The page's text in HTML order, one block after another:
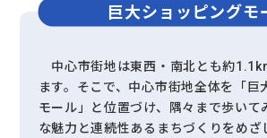
巨大ショッピングモ
中心市街地は東西・南北とも約
ます。そこで、中心市街地全体を「巨
モール」と位置づけ、隅々まで歩いて
な魅力と連続性あるまちづくりをめざ